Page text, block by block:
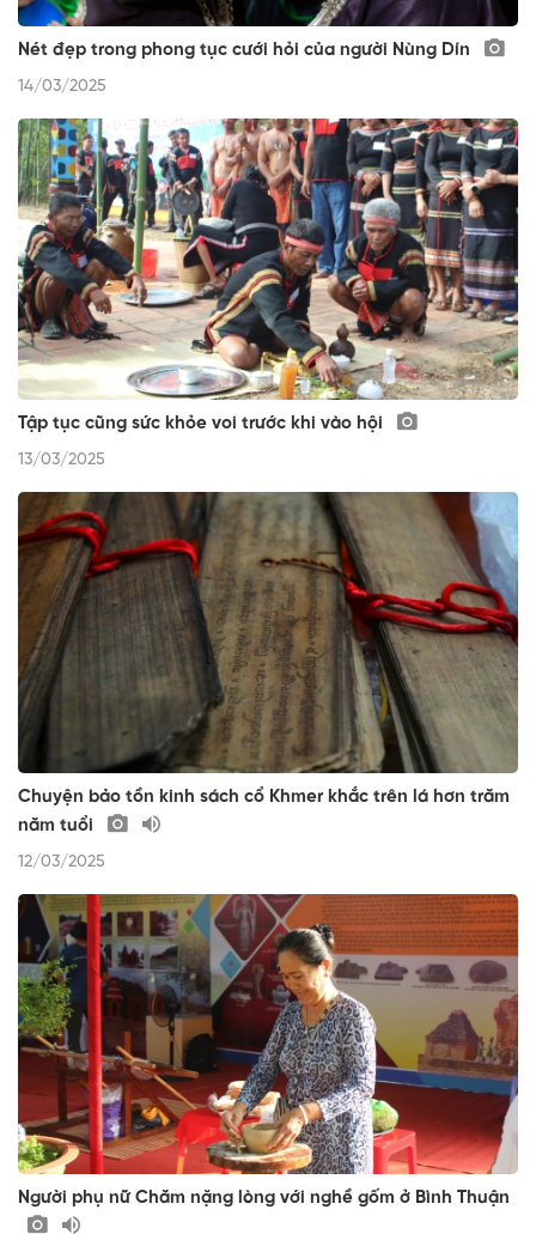
Nét đẹp trong phong tục cưới hỏi của người Nùng Dín
14/03/2025
Tập tục cũng sức khỏe voi trước khi vào hội
13/03/2025
Chuyện bảo tồn kinh sách cổ Khmer khắc trên lá hơn trăm
năm tuổi
12/03/2025
Người phụ nữ Chăm nặng lòng với nghề gốm ở Bình Thuận